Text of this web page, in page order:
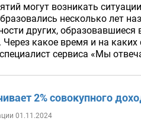
могут возникать
несколько лет
других,
какое время и на
сервиса «Мы
2% совокупного
01.11.2024